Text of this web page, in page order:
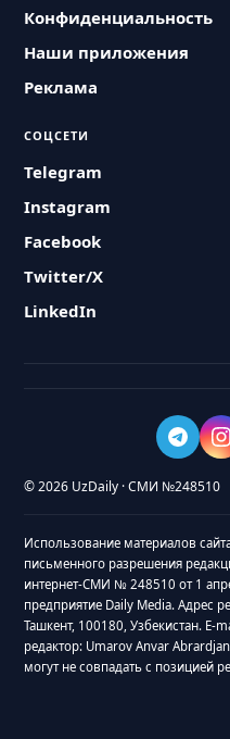
Конфиденциальность
Наши приложения
Реклама
СОЦСЕТИ
Telegram
Instagram
Facebook
Twitter/X
LinkedIn
© 2026 UzDaily · СМИ №248510
Использование материалов
письменного разрешения
интернет-СМИ № 248510 от 1
предприятие Daily Media. Адрес
Ташкент, 100180, Узбекистан. E-
редактор: Umarov Anvar
могут не совпадать с позицией